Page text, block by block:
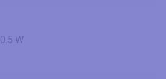
0.5 W